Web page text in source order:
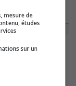
mesure de
études
sur un